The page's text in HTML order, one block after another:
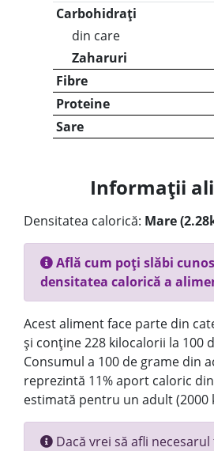
Carbohidrați
din care
Zaharuri
Fibre
Proteine
Sare
Informații
Densitatea calorică: Mare
Află cum poți slăbi
densitatea calorică a
Acest aliment face parte din
și conține 228 kilocalorii la 100
Consumul a 100 de grame din
reprezintă 11% aport caloric
estimată pentru un adult (2000
Dacă vrei să afli